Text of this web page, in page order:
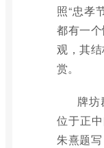
照“忠孝
都有一
观，其
赏。
牌坊
位于正
朱熹题